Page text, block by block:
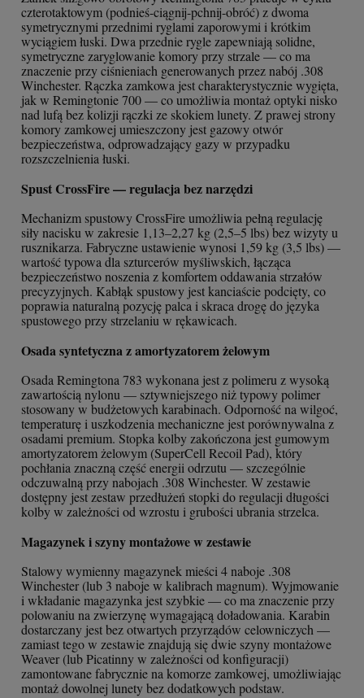
czterotaktowym (podnieś-ciągnij-pchnij-obróć) z dwoma
symetrycznymi przednimi ryglami zaporowymi i krótkim
wyciągiem łuski. Dwa przednie rygle zapewniają solidne,
symetryczne zaryglowanie komory przy strzale — co ma
znaczenie przy ciśnieniach generowanych przez nabój .308
Winchester. Rączka zamkowa jest charakterystycznie wygięta,
jak w Remingtonie 700 — co umożliwia montaż optyki nisko
nad lufą bez kolizji rączki ze skokiem lunety. Z prawej strony
komory zamkowej umieszczony jest gazowy otwór
bezpieczeństwa, odprowadzający gazy w przypadku
rozszczelnienia łuski.
Spust CrossFire — regulacja bez narzędzi
Mechanizm spustowy CrossFire umożliwia pełną regulację
siły nacisku w zakresie 1,13–2,27 kg (2,5–5 lbs) bez wizyty u
rusznikarza. Fabryczne ustawienie wynosi 1,59 kg (3,5 lbs) —
wartość typowa dla szturcerów myśliwskich, łącząca
bezpieczeństwo noszenia z komfortem oddawania strzałów
precyzyjnych. Kabłąk spustowy jest kanciaście podcięty, co
poprawia naturalną pozycję palca i skraca drogę do języka
spustowego przy strzelaniu w rękawicach.
Osada syntetyczna z amortyzatorem żelowym
Osada Remingtona 783 wykonana jest z polimeru z wysoką
zawartością nylonu — sztywniejszego niż typowy polimer
stosowany w budżetowych karabinach. Odporność na wilgoć,
temperaturę i uszkodzenia mechaniczne jest porównywalna z
osadami premium. Stopka kolby zakończona jest gumowym
amortyzatorem żelowym (SuperCell Recoil Pad), który
pochłania znaczną część energii odrzutu — szczególnie
odczuwalną przy nabojach .308 Winchester. W zestawie
dostępny jest zestaw przedłużeń stopki do regulacji długości
kolby w zależności od wzrostu i grubości ubrania strzelca.
Magazynek i szyny montażowe w zestawie
Stalowy wymienny magazynek mieści 4 naboje .308
Winchester (lub 3 naboje w kalibrach magnum). Wyjmowanie
i wkładanie magazynka jest szybkie — co ma znaczenie przy
polowaniu na zwierzynę wymagającą doładowania. Karabin
dostarczany jest bez otwartych przyrządów celowniczych —
zamiast tego w zestawie znajdują się dwie szyny montażowe
Weaver (lub Picatinny w zależności od konfiguracji)
zamontowane fabrycznie na komorze zamkowej, umożliwiając
montaż dowolnej lunety bez dodatkowych podstaw.